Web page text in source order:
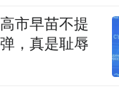
市早苗不提
，真是耻辱